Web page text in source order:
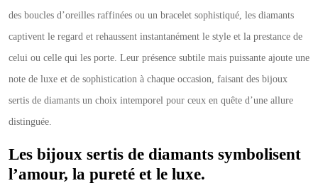
des boucles d’oreilles raffinées ou un bracelet sophistiqué, les diamants
captivent le regard et rehaussent instantanément le style et la prestance de
celui ou celle qui les porte. Leur présence subtile mais puissante ajoute une
note de luxe et de sophistication à chaque occasion, faisant des bijoux
sertis de diamants un choix intemporel pour ceux en quête d’une allure
distinguée.
Les bijoux sertis de diamants symbolisent
l’amour, la pureté et le luxe.